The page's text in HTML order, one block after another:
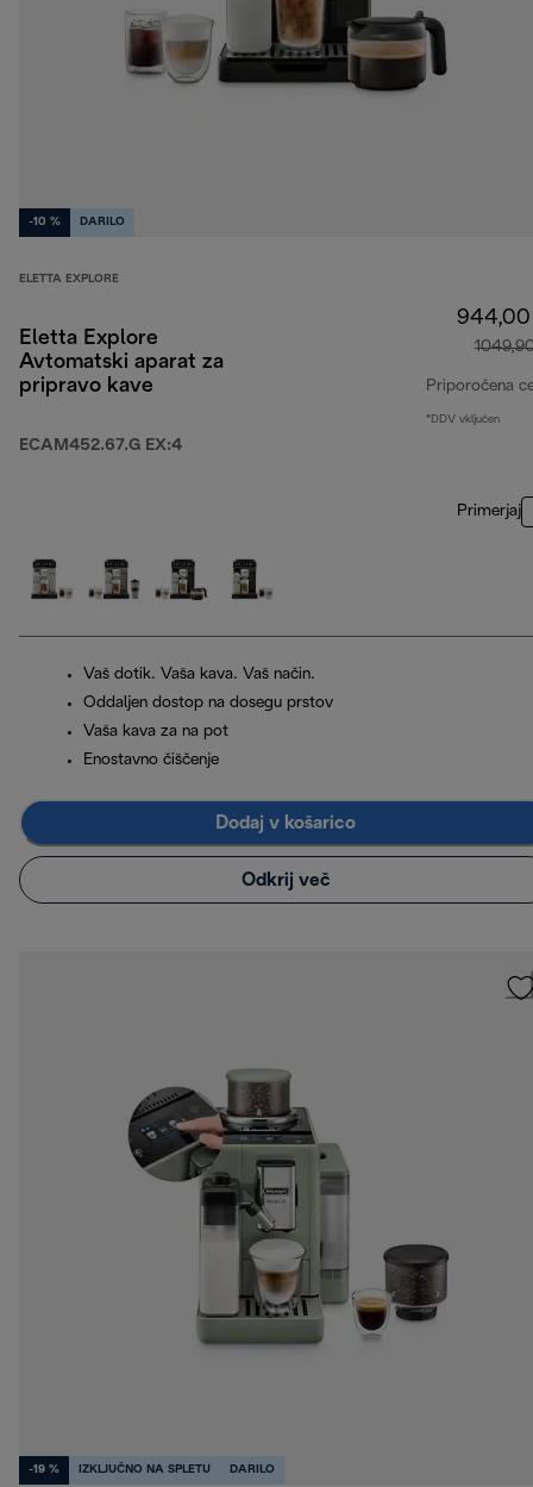
-10 % DARILO
ELETTA EXPLORE
Eletta Explore
Avtomatski aparat za
pripravo kave
ECAM452.67.G EX:4
Priporočena
*DDV vključen
Primerjaj
Vaš dotik. Vaša kava. Vaš način.
Oddaljen dostop na dosegu prstov
Vaša kava za na pot
Enostavno čiščenje
Dodaj v košarico
Odkrij več
-19 % IZKLJUČNO NA SPLETU DARILO